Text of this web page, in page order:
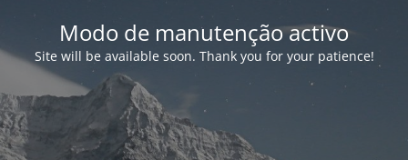
Modo de manutenção activo
Site will be available soon. Thank you for your patience!